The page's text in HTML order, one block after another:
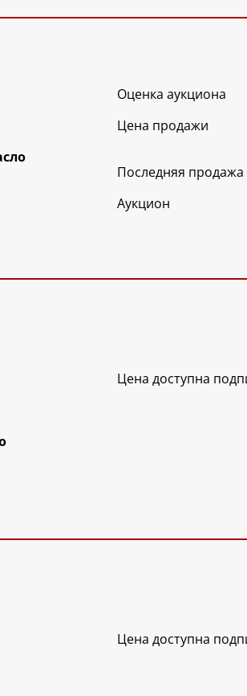
Оценка аукциона
Цена продажи
Последняя продажа
Аукцион
Цена доступна
Цена доступна